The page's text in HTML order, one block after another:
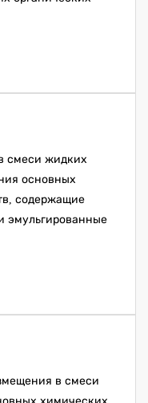
смеси жидких
основных
содержащие
эмульгированные
в смеси